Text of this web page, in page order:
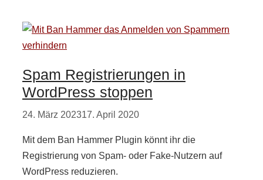
Spam Registrierungen in
WordPress stoppen
24. März 202317. April 2020
Mit dem Ban Hammer Plugin könnt ihr die
Registrierung von Spam- oder Fake-Nutzern auf
WordPress reduzieren.